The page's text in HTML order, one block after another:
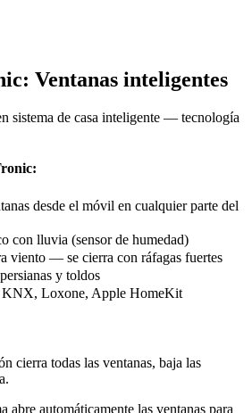
Ventanas inteligentes
sistema de casa inteligente — tecnología
desde el móvil en cualquier parte del
con lluvia (sensor de humedad)
viento — se cierra con ráfagas fuertes
y toldos
KNX, Loxone, Apple HomeKit
cierra todas las ventanas, baja las
abre automáticamente las ventanas para